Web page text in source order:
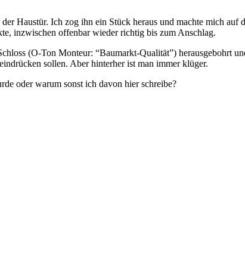
Haustür. Ich zog ihn ein Stück heraus und machte mich auf
inzwischen offenbar wieder richtig bis zum Anschlag.
(O-Ton Monteur: “Baumarkt-Qualität”) herausgebohrt
sollen. Aber hinterher ist man immer klüger.
oder warum sonst ich davon hier schreibe?